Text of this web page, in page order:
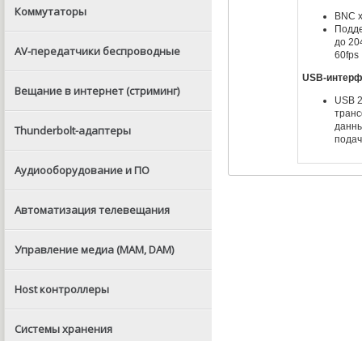
Коммутаторы
AV-передатчики беспроводные
Вещание в интернет (стриминг)
Thunderbolt-адаптеры
Аудиооборудование и ПО
Автоматизация телевещания
Управление медиа (MAM, DAM)
Host контроллеры
Системы хранения
BNC
до
60fps
USB-
USB